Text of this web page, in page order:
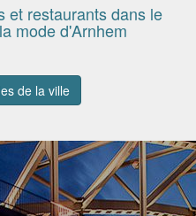
et restaurants dans le
mode d'Arnhem
de la ville